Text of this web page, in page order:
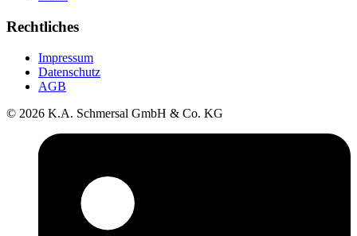
Rechtliches
Impressum
Datenschutz
AGB
© 2026 K.A. Schmersal GmbH & Co. KG